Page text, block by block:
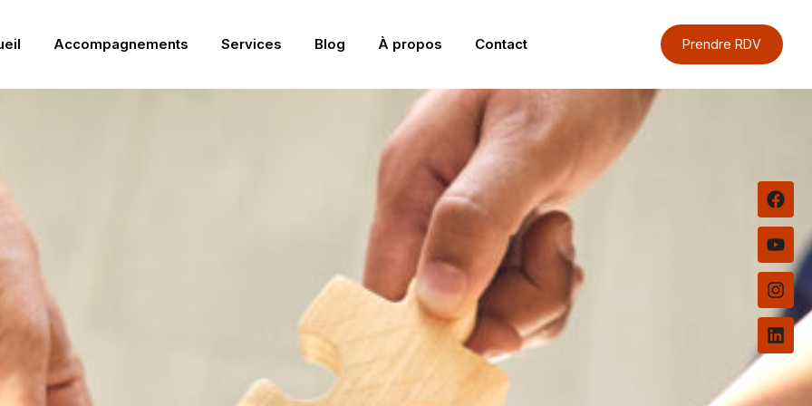
Accompagnements Services Blog À propos Contact Prendre RDV